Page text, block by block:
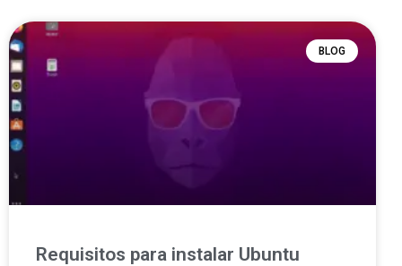
BLOG
Requisitos para instalar Ubuntu